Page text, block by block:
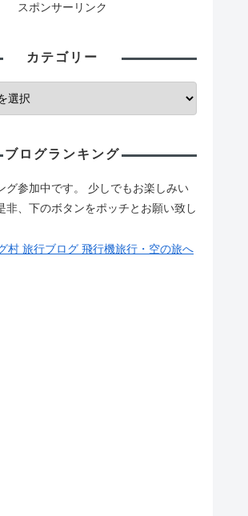
スポンサーリンク
カテゴリー
ブログランキング
グ参加中です。 少しでもお楽しみい
非、下のボタンをポッチとお願い致し